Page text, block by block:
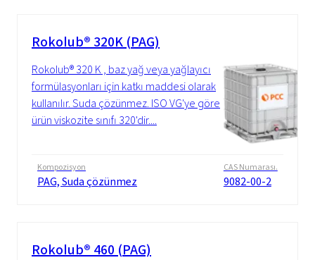
Rokolub® 320K (PAG)
Rokolub® 320 K , baz yağ veya yağlayıcı
formülasyonları için katkı maddesi olarak
kullanılır. Suda çözünmez. ISO VG'ye göre
ürün viskozite sınıfı 320'dir....
Kompozisyon
PAG, Suda çözünmez
CAS Numarası.
9082-00-2
Rokolub® 460 (PAG)